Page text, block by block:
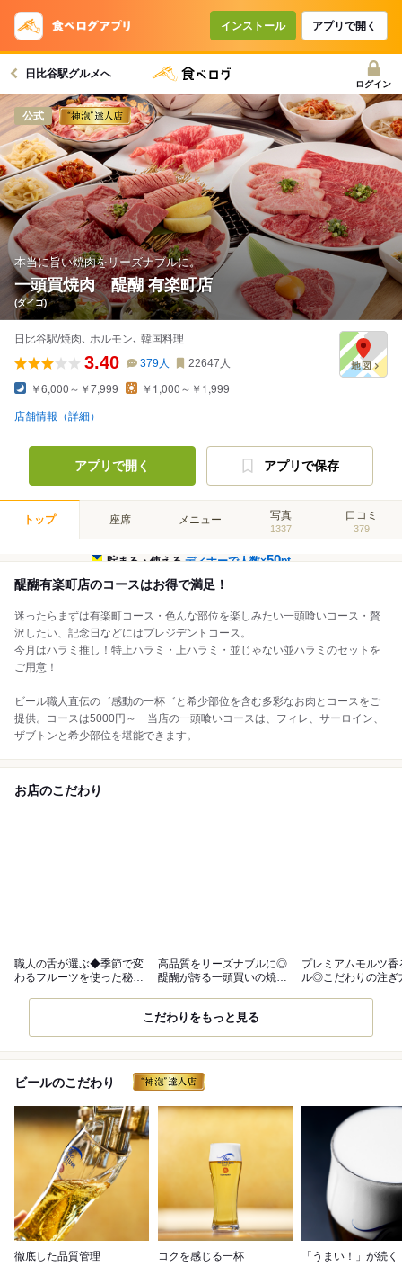
インストール アプリで開く
日比谷駅グルメへ
ログイン
公式
本当に旨い焼肉をリーズナブルに。
一頭買焼肉 醍醐 有楽町店
(ダイゴ)
日比谷駅/焼肉､ ホルモン､ 韓国料理
3.40 379人 22647 人
￥6,000～￥7,999 ￥1,000～￥1,999
店舗情報（詳細）
アプリで開く アプリで保存
トップ 座席 メニュー 写真
1337
口コミ
379
貯まる・使えるディナーで人数×50pt
醍醐有楽町店のコースはお得で満足！
迷ったらまずは有楽町コース・色んな部位を楽しみたい一頭喰いコース・贅
沢したい、記念日などにはプレジデントコース。
今月はハラミ推し！特上ハラミ・上ハラミ・並じゃない並ハラミのセットを
ご用意！
ビール職人直伝の゛感動の一杯゛と希少部位を含む多彩なお肉とコースをご
提供。コースは5000円～ 当店の一頭喰いコースは、フィレ、サーロイン、
ザブトンと希少部位を堪能できます。
お店のこだわり
職人の舌が選ぶ◆季節で変
わるフルーツを使った秘伝
高品質をリーズナブルに◎
醍醐が誇る一頭買いの焼肉
プレミアムモルツ香
ル◎こだわりの注ぎ
こだわりをもっと見る
ビールのこだわり
徹底した品質管理 コクを感じる一杯 「うまい！」が続く